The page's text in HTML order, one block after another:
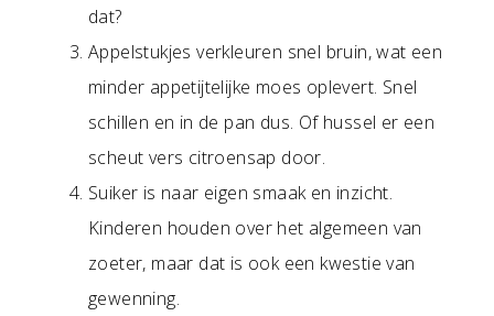
dat?
Appelstukjes verkleuren snel bruin, wat een
minder appetijtelijke moes oplevert. Snel
schillen en in de pan dus. Of hussel er een
scheut vers citroensap door.
Suiker is naar eigen smaak en inzicht.
Kinderen houden over het algemeen van
zoeter, maar dat is ook een kwestie van
gewenning.